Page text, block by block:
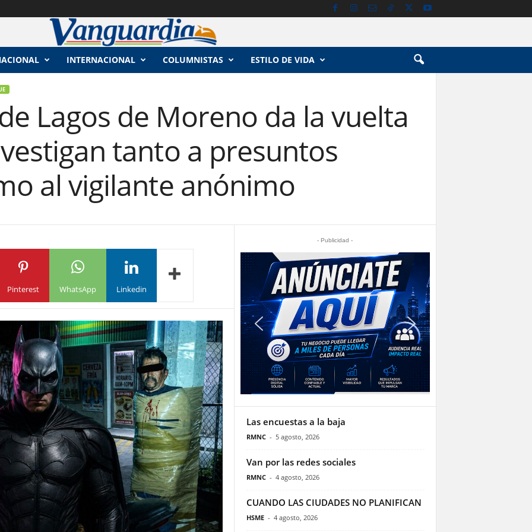
INTERNACIONAL COLUMNISTAS ESTILO DE VIDA
Lagos de Moreno da la vuelta
tanto a presuntos
al vigilante anónimo
Pinterest WhatsApp Linkedin
- Publicidad -
Las encuestas a la baja
RMNC - 5 agosto, 2026
Van por las redes sociales
RMNC - 4 agosto, 2026
CUANDO LAS CIUDADES NO PLANIFICAN
HSME - 4 agosto, 2026